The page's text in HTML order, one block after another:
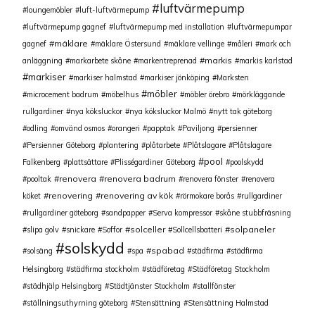
loungemöbler
luft-luftvärmepump luftvärmepump
luftvärmepump gagnef luftvärmepump med installation
luftvärmepumpar
gagnef
mäklare mäklare Östersund mäklare vellinge måleri
mark och
anläggning
markarbete skåne markentreprenad markis markis karlstad
markiser markiser halmstad markiser jönköping
Marksten
microcement badrum
möbelhus möbler möbler örebro
mörkläggande
rullgardiner
nya köksluckor nya köksluckor Malmö
nytt tak göteborg
odling
omvänd osmos orangeri papptak Paviljong
persienner
Persienner Göteborg
plantering plåtarbete Plåtslagare
Plåtslagare
Falkenberg
plattsättare Plisségardiner Göteborg pool
poolskydd
pooltak
renovera renovera badrum renovera fönster
renovera
köket
renovering renovering av kök rörmokare borås
rullgardiner
rullgardiner göteborg
sandpapper Serva kompressor
skåne stubbfräsning
slipa golv
snickare Soffor solceller Sollcellsbatteri solpaneler
solsäng solskydd spa spabad städfirma
städfirma
Helsingborg
städfirma stockholm städföretag
Städföretag Stockholm
städhjälp Helsingborg
Städtjänster Stockholm
stallfönster
ställningsuthyrning göteborg
Stensättning
Stensättning Halmstad